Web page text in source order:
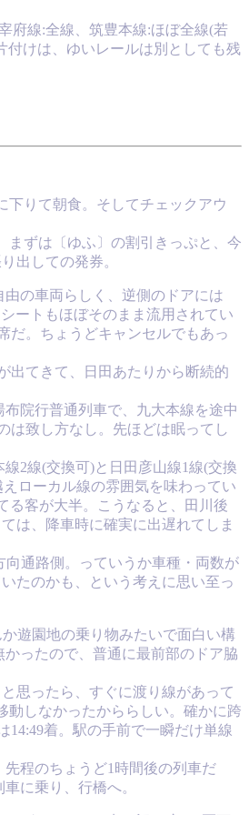
府線:全線、筑豊本線:ほぼ全線(若
付けは、ゆいレールは別としても残
下りて朝食。そしてチェックアウ
まずは〔ゆふ〕の割引きっぷと、今
出しての発券。
の車両らしく、逆側のドアには
ートもほぼそのまま流用されてい
だ。ちょうどキャンセルでもあっ
出てきて、日田あたりから断続的
院行普通列車で、九大本線を途中
は致し方なし。先ほどは眠ってし
2線(交換可)と日田彦山線1線(交換
ローカル線の雰囲気を味わってい
る客が大半。こうなると、田川後
は、降車時に確実に出遅れてしま
向通路側。っていうか車種・両数が
たのかも、という考えに思い至っ
遊園地の乗り物みたいで面白い構
ったので、普通に最前部のドア脇
思ったら、すぐに渡り線があって
動しなかったかららしい。確かに跨
着。駅の手前で一瞬だけ単線
程のちょうど1時間後の列車だ
に乗り、行橋へ。